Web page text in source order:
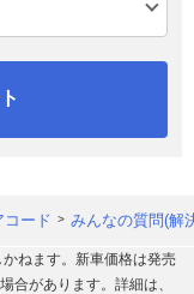
コード みんなの質問(解
ねます。新車価格は発売
合があります。詳細は、